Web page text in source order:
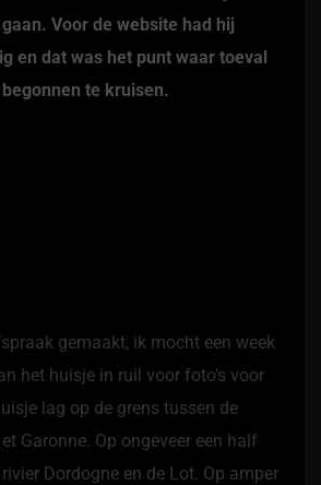
Voor de website had hij
en dat was het punt waar toeval
te kruisen.
gemaakt, ik mocht een week
het huisje in ruil voor foto’s voor
lag op de grens tussen de
Garonne. Op ongeveer een half
Dordogne en de Lot. Op amper